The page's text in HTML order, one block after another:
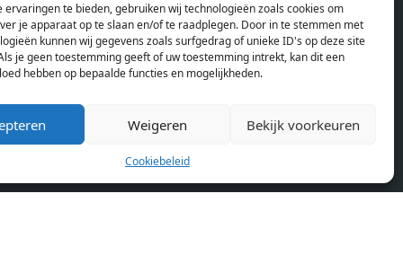
ervaringen te bieden, gebruiken wij technologieën zoals cookies om
je apparaat op te slaan en/of te raadplegen. Door in te stemmen met
kunnen wij gegevens zoals surfgedrag of unieke ID's op deze site
je geen toestemming geeft of uw toestemming intrekt, kan dit een
hebben op bepaalde functies en mogelijkheden.
Weigeren Bekijk voorkeuren
Cookiebeleid
final, and should be used for
informative purpose only. They are
not contractual or binding. Energy
pass This building is not subject to
EnEV. - Flatscreen TV - Hairdryer -
Heating - Towels and sheets - Iron -
Hygiene utensils - Washing machine
- Oven - Microwave - Refrigerator -
Internet - Working desk Homelike
Home
Blog
Over ons
Cookiebeleid (EU)